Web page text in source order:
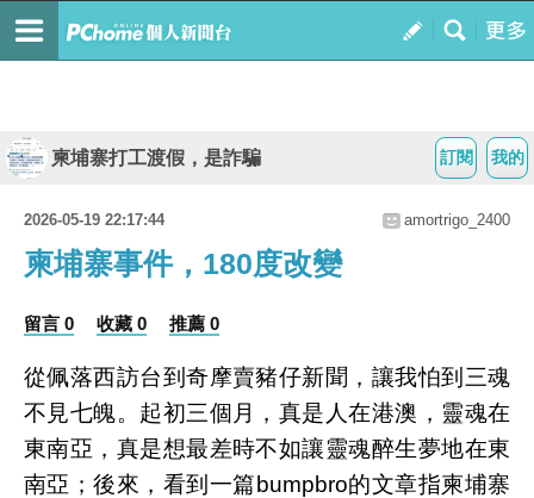
我的
訂閱
柬埔寨打工渡假，是詐騙
2026-05-19 22:17:44 amortrigo_2400
柬埔寨事件，180度改變
留言 0 收藏 0 推薦 0
從佩落西訪台到奇摩賣豬仔新聞，讓我怕到三魂
不見七魄。起初三個月，真是人在港澳，靈魂在
東南亞，真是想最差時不如讓靈魂醉生夢地在東
南亞；後來，看到一篇bumpbro的文章指柬埔寨